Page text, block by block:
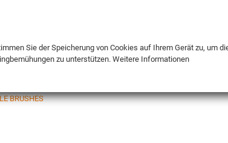
BRUSHES
Sie der Speicherung von Cookies auf Ihrem Gerät zu, um
zu unterstützen. Weitere Informationen